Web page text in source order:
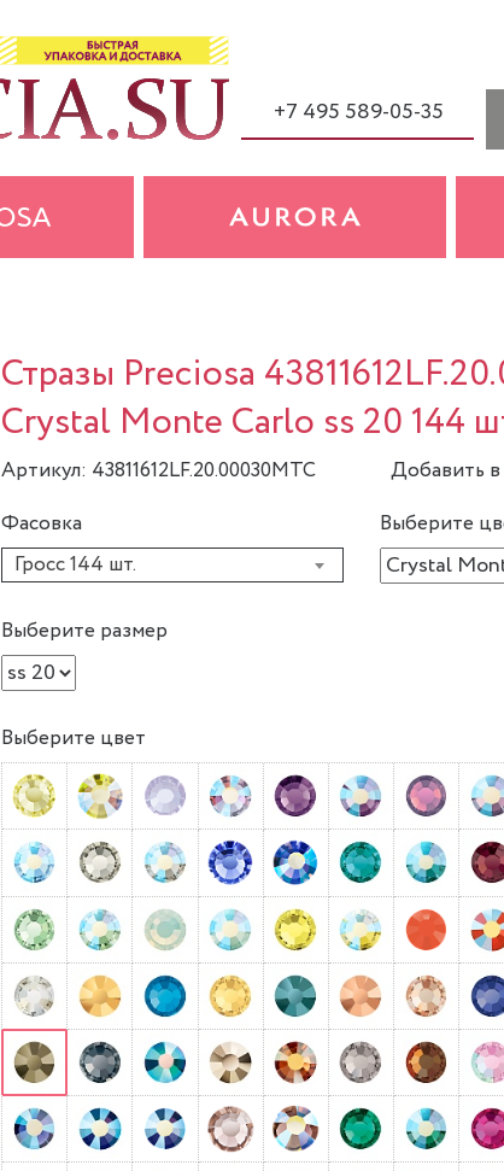
+7 495 589-05-35
Стразы Preciosa
Crystal Monte Carlo ss 20 144
Артикул: 43811612LF.20.00030MTC
Добавить
Фасовка
Гросс 144 шт.
Выберите
Выберите размер
Выберите цвет